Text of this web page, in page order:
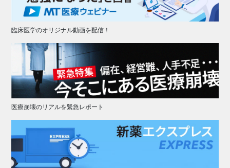
臨床医学のオリジナル動画を配信！
医療崩壊のリアルを緊急レポート